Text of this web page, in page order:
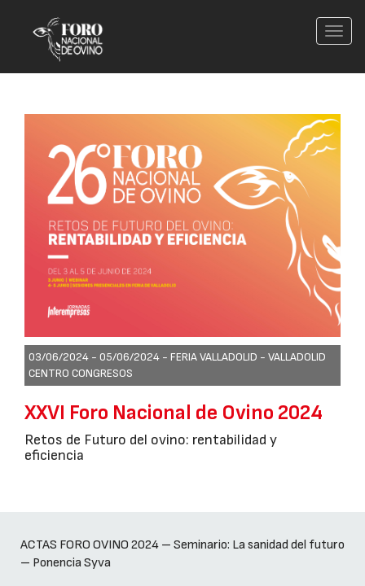
03/06/2024 - 05/06/2024 - FERIA VALLADOLID - VALLADOLID
CENTRO CONGRESOS
XXVI Foro Nacional de Ovino 2024
Retos de Futuro del ovino: rentabilidad y
eficiencia
ACTAS FORO OVINO 2024 – Seminario: La sanidad del futuro
– Ponencia Syva